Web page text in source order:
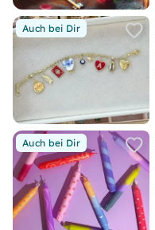
Auch bei Dir
Auch bei Dir